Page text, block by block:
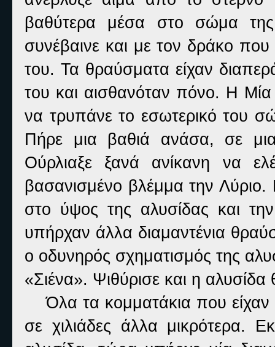
βαθύτερα μέσα στο σώμα
συνέβαινε και με τον δράκο
του. Τα θραύσματα είχαν
του και αισθανόταν πόνο. Η
να τρυπάνε το εσωτερικό του
Πήρε μια βαθιά ανάσα, σε
Ούρλιαξε ξανά ανίκανη να
βασανισμένο βλέμμα την
στο ύψος της αλυσίδας και
υπήρχαν άλλα διαμαντένια
ο οδυνηρός σχηματισμός της
«Σιένα». Ψιθύρισε και η αλυσίδα
Όλα τα κομματάκια που είχαν
σε χιλιάδες άλλα μικρότερα.